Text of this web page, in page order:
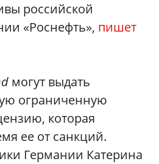
российской
«Роснефть», пишет
могут выдать
ограниченную
которая
ее от санкций.
Германии Катерина